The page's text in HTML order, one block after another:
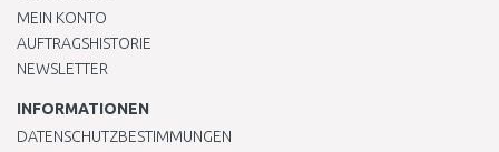
MEIN KONTO
AUFTRAGSHISTORIE
NEWSLETTER
INFORMATIONEN
DATENSCHUTZBESTIMMUNGEN